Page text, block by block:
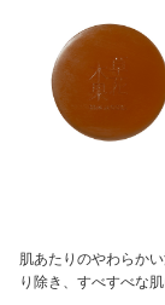
肌あたりのやわらか
り除き、すべすべな肌